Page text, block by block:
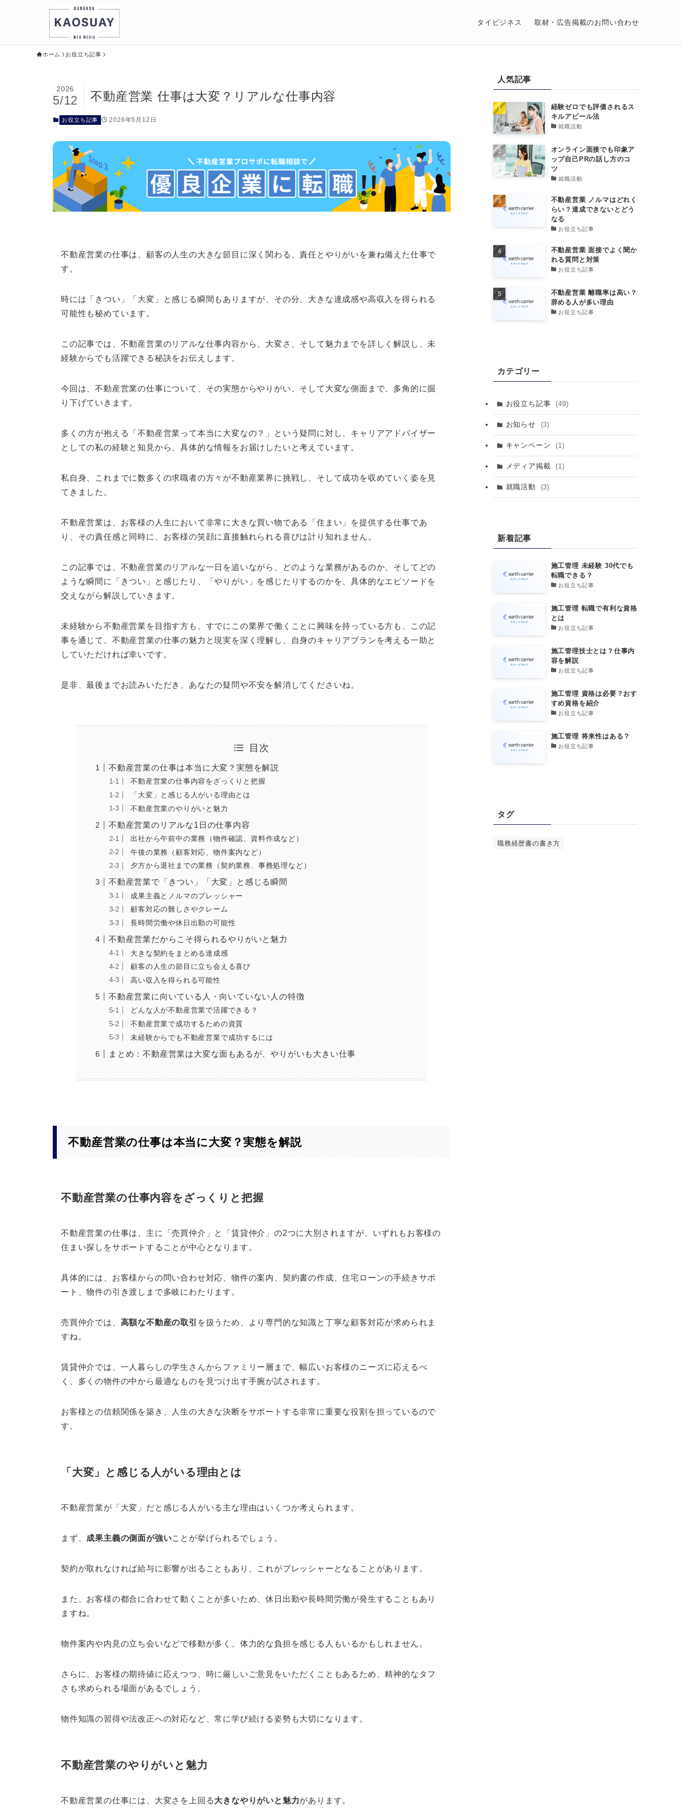
タイビジネス 取材・広告掲載のお問い合わせ
ホーム お役立ち記事
不動産営業 仕事は大変？リアルな仕事内容
2026
5/12
お役立ち記事 2026年5月12日
不動産営業の仕事は、顧客の人生の大きな節目に深く関わる、責任とやりがいを兼ね備えた仕事で
す。
時には「きつい」「大変」と感じる瞬間もありますが、その分、大きな達成感や高収入を得られる
可能性も秘めています。
この記事では、不動産営業のリアルな仕事内容から、大変さ、そして魅力までを詳しく解説し、未
経験からでも活躍できる秘訣をお伝えします。
今回は、不動産営業の仕事について、その実態からやりがい、そして大変な側面まで、多角的に掘
り下げていきます。
多くの方が抱える「不動産営業って本当に大変なの？」という疑問に対し、キャリアアドバイザー
としての私の経験と知見から、具体的な情報をお届けしたいと考えています。
私自身、これまでに数多くの求職者の方々が不動産業界に挑戦し、そして成功を収めていく姿を見
てきました。
不動産営業は、お客様の人生において非常に大きな買い物である「住まい」を提供する仕事であ
り、その責任感と同時に、お客様の笑顔に直接触れられる喜びは計り知れません。
この記事では、不動産営業のリアルな一日を追いながら、どのような業務があるのか、そしてどの
ような瞬間に「きつい」と感じたり、「やりがい」を感じたりするのかを、具体的なエピソードを
交えながら解説していきます。
未経験から不動産営業を目指す方も、すでにこの業界で働くことに興味を持っている方も、この記
事を通じて、不動産営業の仕事の魅力と現実を深く理解し、自身のキャリアプランを考える一助と
していただければ幸いです。
是非、最後までお読みいただき、あなたの疑問や不安を解消してくださいね。
目次
不動産営業の仕事は本当に大変？実態を解説
不動産営業の仕事内容をざっくりと把握
「大変」と感じる人がいる理由とは
不動産営業のやりがいと魅力
不動産営業のリアルな1日の仕事内容
出社から午前中の業務（物件確認、資料作成など）
午後の業務（顧客対応、物件案内など）
夕方から退社までの業務（契約業務、事務処理など）
不動産営業で「きつい」「大変」と感じる瞬間
成果主義とノルマのプレッシャー
顧客対応の難しさやクレーム
長時間労働や休日出勤の可能性
不動産営業だからこそ得られるやりがいと魅力
大きな契約をまとめる達成感
顧客の人生の節目に立ち会える喜び
高い収入を得られる可能性
不動産営業に向いている人・向いていない人の特徴
どんな人が不動産営業で活躍できる？
不動産営業で成功するための資質
未経験からでも不動産営業で成功するには
まとめ：不動産営業は大変な面もあるが、やりがいも大きい仕事
不動産営業の仕事は本当に大変？実態を解説
不動産営業の仕事内容をざっくりと把握
不動産営業の仕事は、主に「売買仲介」と「賃貸仲介」の2つに大別されますが、いずれもお客様の
住まい探しをサポートすることが中心となります。
具体的には、お客様からの問い合わせ対応、物件の案内、契約書の作成、住宅ローンの手続きサポ
ート、物件の引き渡しまで多岐にわたります。
売買仲介では、 高額な不動産の取引 を扱うため、より専門的な知識と丁寧な顧客対応が求められま
すね。
賃貸仲介では、一人暮らしの学生さんからファミリー層まで、幅広いお客様のニーズに応えるべ
く、多くの物件の中から最適なものを見つけ出す手腕が試されます。
お客様との信頼関係を築き、人生の大きな決断をサポートする非常に重要な役割を担っているので
す。
「大変」と感じる人がいる理由とは
不動産営業が「大変」だと感じる人がいる主な理由はいくつか考えられます。
まず、 成果主義の側面が強いことが挙げられるでしょう。
契約が取れなければ給与に影響が出ることもあり、これがプレッシャーとなることがあります。
また、お客様の都合に合わせて動くことが多いため、休日出勤や長時間労働が発生することもあり
ますね。
物件案内や内見の立ち会いなどで移動が多く、体力的な負担を感じる人もいるかもしれません。
さらに、お客様の期待値に応えつつ、時に厳しいご意見をいただくこともあるため、精神的なタフ
さも求められる場面があるでしょう。
物件知識の習得や法改正への対応など、常に学び続ける姿勢も大切になります。
不動産営業のやりがいと魅力
不動産営業の仕事には、大変さを上回る大きなやりがいと魅力があります。
人気記事
経験ゼロでも評価されるス
キルアピール法
就職活動
オンライン面接でも印象ア
ップ自己PRの話し方のコ
ツ
就職活動
不動産営業 ノルマはどれく
らい？達成できないとどう
なる
お役立ち記事
不動産営業 面接でよく聞か
れる質問と対策
お役立ち記事
不動産営業 離職率は高い？
辞める人が多い理由
お役立ち記事
カテゴリー
お役立ち記事 (49)
お知らせ (3)
キャンペーン (1)
メディア掲載 (1)
就職活動 (3)
新着記事
施工管理 未経験 30代でも
転職できる？
お役立ち記事
施工管理 転職で有利な資格
とは
お役立ち記事
施工管理技士とは？仕事内
容を解説
お役立ち記事
施工管理 資格は必要？おす
すめ資格を紹介
お役立ち記事
施工管理 将来性はある？
お役立ち記事
タグ
職務経歴書の書き方